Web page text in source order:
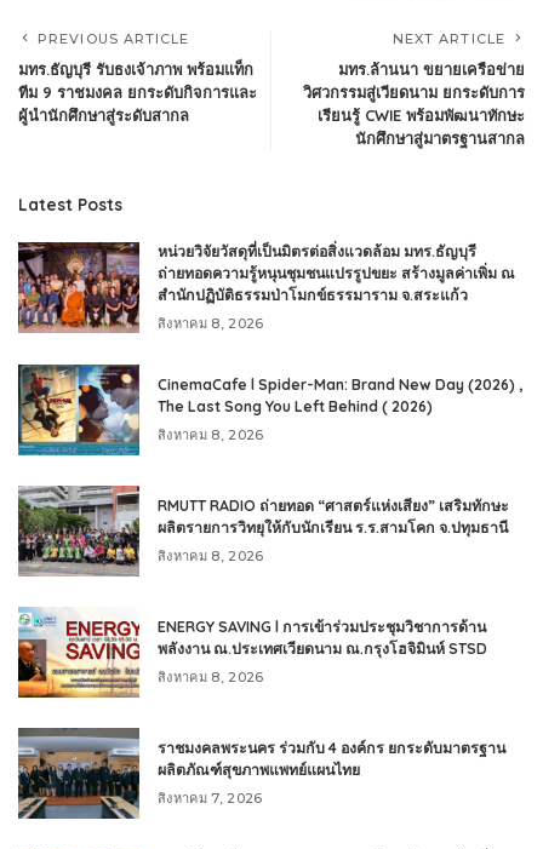
PREVIOUS ARTICLE
มทร.ธัญบุรี รับธงเจ้าภาพ พร้อมแท็ก
ทีม 9 ราชมงคล ยกระดับกิจการและ
ผู้นำนักศึกษาสู่ระดับสากล
NEXT ARTICLE
มทร.ล้านนา ขยายเครือข่าย
วิศวกรรมสู่เวียดนาม ยกระดับการ
เรียนรู้ CWIE พร้อมพัฒนาทักษะ
นักศึกษาสู่มาตรฐานสากล
Latest Posts
หน่วยวิจัยวัสดุที่เป็นมิตรต่อสิ่งแวดล้อม มทร.ธัญบุรี
ถ่ายทอดความรู้หนุนชุมชนแปรรูปขยะ สร้างมูลค่าเพิ่ม ณ
สำนักปฏิบัติธรรมป่าโมกข์ธรรมาราม จ.สระแก้ว
สิงหาคม 8, 2026
CinemaCafe l Spider-Man: Brand New Day (2026) ,
The Last Song You Left Behind ( 2026)
สิงหาคม 8, 2026
RMUTT RADIO ถ่ายทอด “ศาสตร์แห่งเสียง” เสริมทักษะ
ผลิตรายการวิทยุให้กับนักเรียน ร.ร.สามโคก จ.ปทุมธานี
สิงหาคม 8, 2026
ENERGY SAVING l การเข้าร่วมประชุมวิชาการด้าน
พลังงาน ณ.ประเทศเวียดนาม ณ.กรุงโฮจิมินห์ STSD
สิงหาคม 8, 2026
ราชมงคลพระนคร ร่วมกับ 4 องค์กร ยกระดับมาตรฐาน
ผลิตภัณฑ์สุขภาพแพทย์แผนไทย
สิงหาคม 7, 2026